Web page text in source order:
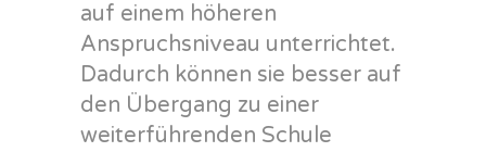
auf einem höheren
Anspruchsniveau unterrichtet.
Dadurch können sie besser auf
den Übergang zu einer
weiterführenden Schule